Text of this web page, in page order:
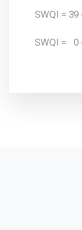
SWQI =
SWQI = 0